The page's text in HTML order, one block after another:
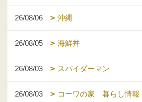
26/08/06 沖縄
26/08/05 海鮮丼
26/08/03 スパイダーマン
26/08/03 コーワの家 暮らし情報